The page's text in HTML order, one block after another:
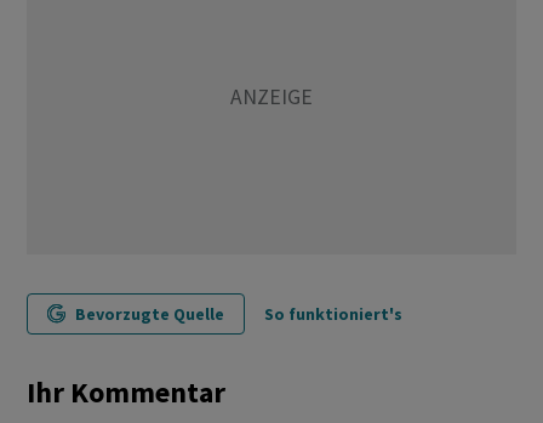
Bevorzugte Quelle So funktioniert's
Ihr Kommentar